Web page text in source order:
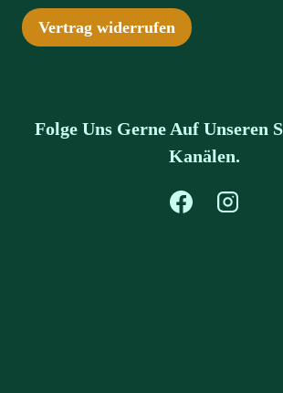
Vertrag widerrufen
Folge Uns Gerne Auf Unseren
Kanälen.